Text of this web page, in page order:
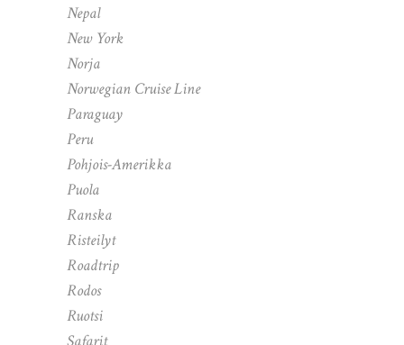
Nepal
New York
Norja
Norwegian Cruise Line
Paraguay
Peru
Pohjois-Amerikka
Puola
Ranska
Risteilyt
Roadtrip
Rodos
Ruotsi